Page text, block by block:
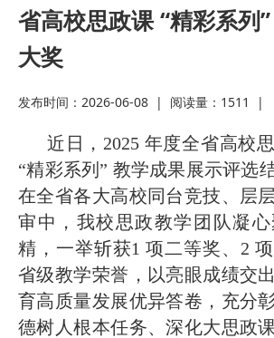
导员素质能
· 深学经济思想 发展新质生产
师教学创新
· 教育部2026年“宏志助航计划
培训
· 凝心聚力绘蓝图 踔厉奋进启
—— 哈
· 锚定目标谋新篇 巾帼聚力启
—— 哈
· 强化政治担当 锤炼过硬本领--
省高校思政课 “精彩系列
大奖
发布时间：2026-06-08 | 阅读量：1511 |
近日，2025 年度全省高校
“精彩系列” 教学成果展示评选
在全省各大高校同台竞技、层
审中，我校思政教学团队凝
精，一举斩获1 项二等奖、2
省级教学荣誉，以亮眼成绩交
育高质量发展优异答卷，充分
德树人根本任务、深化大思政